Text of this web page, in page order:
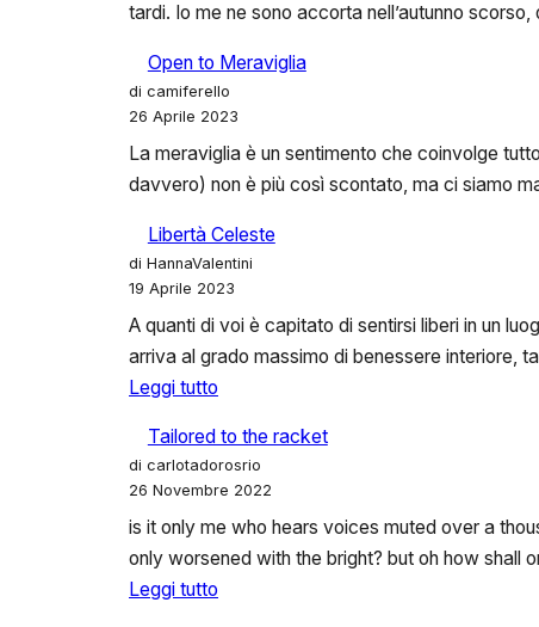
tardi. Io me ne sono accorta nell’autunno
Open to Meraviglia
di camiferello
26 Aprile 2023
La meraviglia è un sentimento che coinvolge
davvero) non è più così scontato, ma ci siamo
Libertà Celeste
di HannaValentini
19 Aprile 2023
A quanti di voi è capitato di sentirsi liberi in un
arriva al grado massimo di benessere interiore,
Leggi tutto
Celeste
Tailored to the racket
di carlotadorosrio
26 Novembre 2022
is it only me who hears voices muted over a
only worsened with the bright? but oh how shall
Leggi tutto